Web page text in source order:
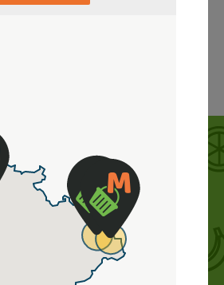
funguje?
online, obchod zboží
vyzvednete. Bez dlouhého